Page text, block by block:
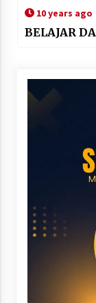
10 years ago
BELAJAR